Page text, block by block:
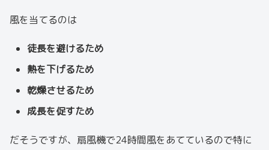
風を当てるのは
徒長を避けるため
熱を下げるため
乾燥させるため
成長を促すため
だそうですが、扇風機で24時間風をあてているので特に